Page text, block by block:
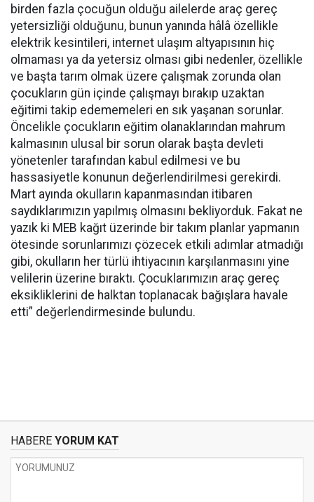
birden fazla çocuğun olduğu ailelerde araç gereç
yetersizliği olduğunu, bunun yanında hâlâ özellikle
elektrik kesintileri, internet ulaşım altyapısının hiç
olmaması ya da yetersiz olması gibi nedenler, özellikle
ve başta tarım olmak üzere çalışmak zorunda olan
çocukların gün içinde çalışmayı bırakıp uzaktan
eğitimi takip edememeleri en sık yaşanan sorunlar.
Öncelikle çocukların eğitim olanaklarından mahrum
kalmasının ulusal bir sorun olarak başta devleti
yönetenler tarafından kabul edilmesi ve bu
hassasiyetle konunun değerlendirilmesi gerekirdi.
Mart ayında okulların kapanmasından itibaren
saydıklarımızın yapılmış olmasını bekliyorduk. Fakat ne
yazık ki MEB kağıt üzerinde bir takım planlar yapmanın
ötesinde sorunlarımızı çözecek etkili adımlar atmadığı
gibi, okulların her türlü ihtiyacının karşılanmasını yine
velilerin üzerine bıraktı. Çocuklarımızın araç gereç
eksikliklerini de halktan toplanacak bağışlara havale
etti” değerlendirmesinde bulundu.
HABERE YORUM KAT